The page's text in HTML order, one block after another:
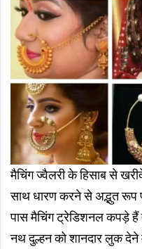
मैचिंग ज्वैलरी के हिसाब से
साथ धारण करने से अद्भुत रूप
पास मैचिंग ट्रेडिशनल कपड़े हैं
नथ दुल्हन को शानदार लुक